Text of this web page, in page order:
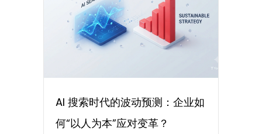
AI 搜索时代的波动预测：企业如
何“以人为本”应对变革？